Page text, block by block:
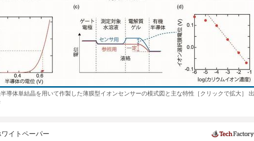
導体単結晶を用いて作製した薄膜型イオンセンサーの模式図と主な特性［クリックで拡大］ 出
イトペーパー